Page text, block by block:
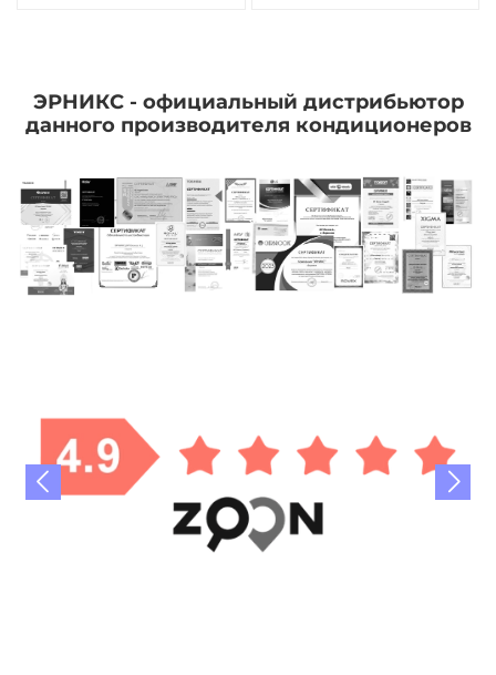
ЭРНИКС - официальный дистрибьютор
данного производителя кондиционеров